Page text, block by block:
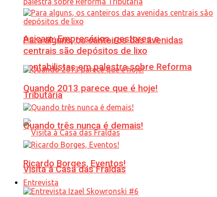
Acicam: Empresários, gestores e
contabilistas em palestra sobre Reforma
Tributária
Visita à Casa das Fraldas
Para alguns, os canteiros das avenidas
centrais são depósitos de lixo
Quando 2013 parece que é hoje!
Quando três nunca é demais!
Ricardo Borges, Eventos!
Entrevista